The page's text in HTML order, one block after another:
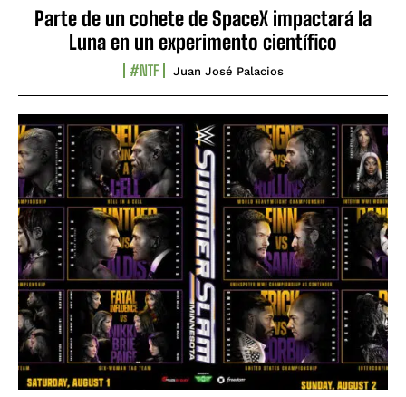
Parte de un cohete de SpaceX impactará la
Luna en un experimento científico
#NTF Juan José Palacios